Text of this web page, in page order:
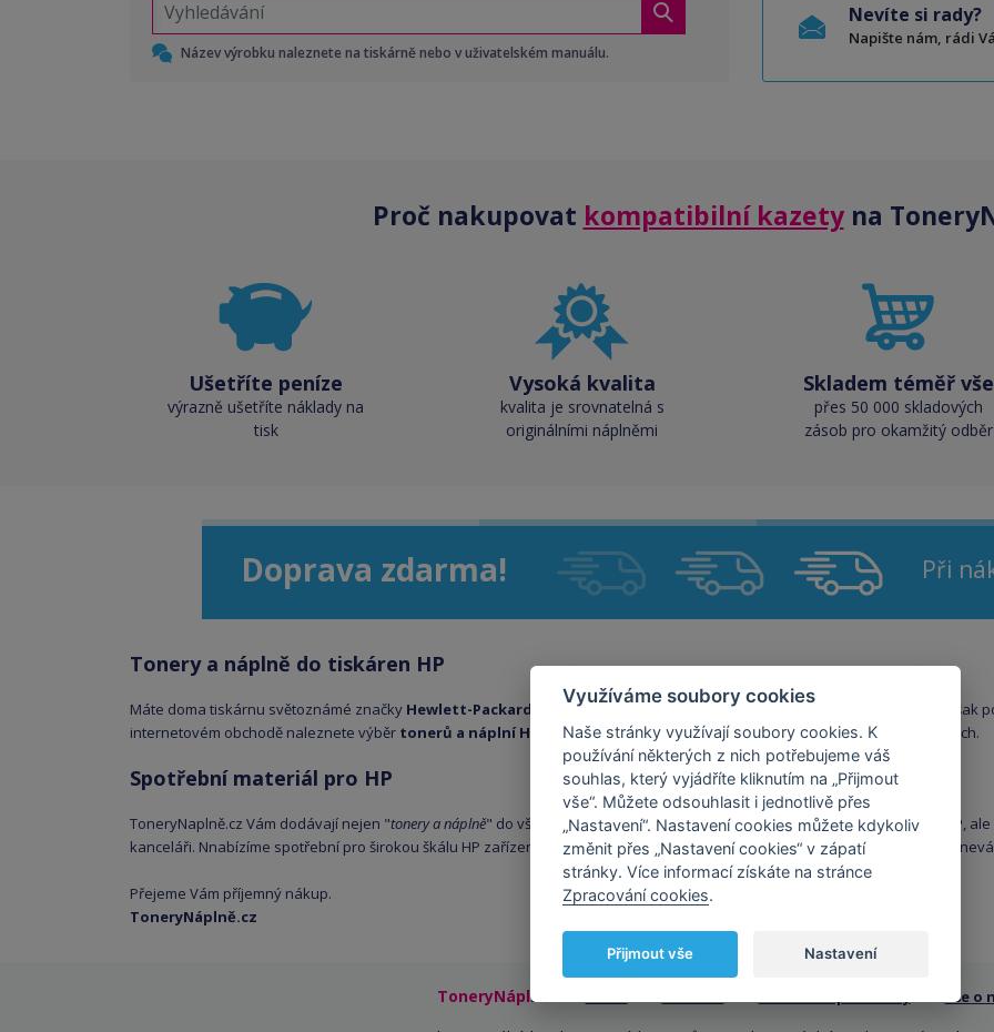
Název výrobku naleznete na tiskárně nebo v uživatelském manuálu.
Nevíte si rady?
Napište nám, rádi
Proč nakupovat kompatibilní kazetyna
Ušetříte peníze
výrazně ušetříte náklady na
tisk
Vysoká kvalita
kvalita je srovnatelná s
originálními náplněmi
Skladem téměř vše
přes 50 000 skladových
zásob pro okamžitý odběr
Doprava zdarma! Při
Tonery a náplně do tiskáren HP
Máte doma tiskárnu světoznámé značky Hewlett-Packard
a sháníte spotřební materiál za příznivou cenu, který by Vám však
internetovém obchodě naleznete výběr tonerů a náplní HP pro modelyHP OfficeJet, HP DeskJet, HP Colorsmart a mnoho dalších.
Spotřební materiál pro HP
ToneryNaplně.cz Vám dodávají nejen "tonery a náplně" do všech možných tipů tiskáren a tiskových zařízeních značky HP,
kanceláři. Nnabízíme spotřební pro širokou škálu HP zařízení. Pokud by jste měli dotaz či připomínku ohledně našeho zboží.
Přejeme Vám příjemný nákup.
ToneryNáplně.cz
ToneryNáplně.cz Vše
Využíváme soubory cookies
Naše stránky využívají soubory cookies. K
používání některých z nich potřebujeme váš
souhlas, který vyjádříte kliknutím na „Přijmout
vše“. Můžete odsouhlasit i jednotlivě přes
„Nastavení“. Nastavení cookies můžete kdykoliv
změnit přes „Nastavení cookies“ v zápatí
stránky. Více informací získáte na stránce
Zpracování cookies.
Přijmout vše Nastavení